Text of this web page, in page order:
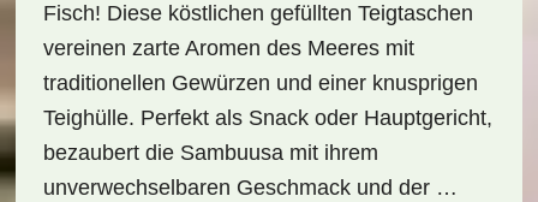
Fisch! Diese köstlichen gefüllten Teigtaschen
vereinen zarte Aromen des Meeres mit
traditionellen Gewürzen und einer knusprigen
Teighülle. Perfekt als Snack oder Hauptgericht,
bezaubert die Sambuusa mit ihrem
unverwechselbaren Geschmack und der …